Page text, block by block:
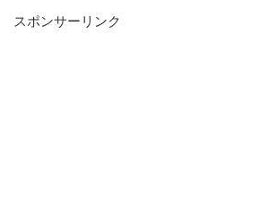
スポンサーリンク